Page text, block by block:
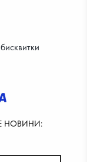
НОВИНИ: